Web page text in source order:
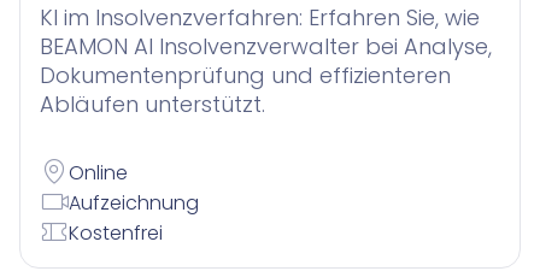
KI im Insolvenzverfahren: Erfahren Sie, wie
BEAMON AI Insolvenzverwalter bei Analyse,
Dokumentenprüfung und effizienteren
Abläufen unterstützt.
Online
Aufzeichnung
Kostenfrei